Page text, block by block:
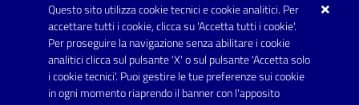
Questo sito utilizza cookie tecnici e cookie analitici. Per
accettare tutti i cookie, clicca su 'Accetta tutti i cookie'.
Per proseguire la navigazione senza abilitare i cookie
analitici clicca sul pulsante 'X' o sul pulsante 'Accetta solo
i cookie tecnici'. Puoi gestire le tue preferenze sui cookie
in ogni momento riaprendo il banner con l'apposito
Avvisi
SERVIZI
Elenco servizi